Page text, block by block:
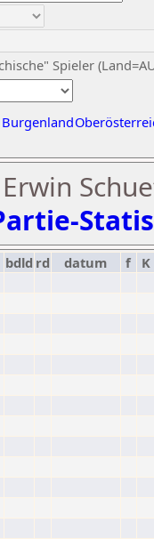
Spieler
Burgenland
bdld rd datum f
K